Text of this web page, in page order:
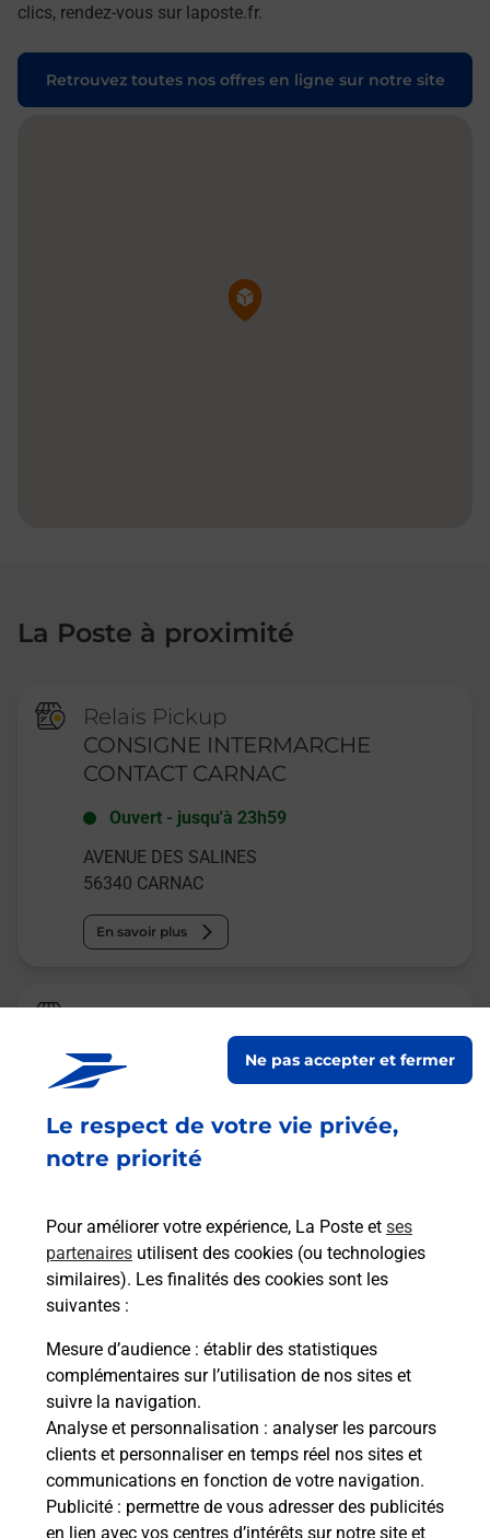
Le respect de votre vie privée,
notre priorité
Pour améliorer votre expérience, La Poste et ses
partenaires utilisent des cookies (ou technologies
similaires). Les finalités des cookies sont les
suivantes :
Mesure d’audience : établir des statistiques
complémentaires sur l’utilisation de nos sites et
suivre la navigation.
Analyse et personnalisation : analyser les parcours
clients et personnaliser en temps réel nos sites et
communications en fonction de votre navigation.
Publicité : permettre de vous adresser des publicités
en lien avec vos centres d’intérêts sur notre site et
Ne pas accepter et fermer
clics, rendez-vous sur laposte.fr.
Retrouvez toutes nos offres en ligne sur notre site
Pin de la carte
La Poste à proximité
Relais Pickup
CONSIGNE INTERMARCHE
CONTACT CARNAC
Ouvert - jusqu'à 23h59
AVENUE DES SALINES
56340 CARNAC
En savoir plus
La Poste
jusqu'à 09h00
AVENUE ZACHARIE LE ROUZIC
56340 CARNAC
Malin !
La Poste
en ligne
Ouvert 24h/24
En savoir plus